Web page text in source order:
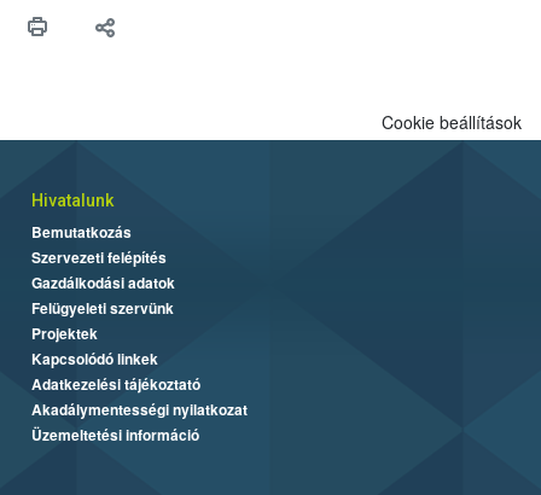
Cookie beállítások
Hivatalunk
Bemutatkozás
Szervezeti felépítés
Gazdálkodási adatok
Felügyeleti szervünk
Projektek
Kapcsolódó linkek
Adatkezelési tájékoztató
Akadálymentességi nyilatkozat
Üzemeltetési információ